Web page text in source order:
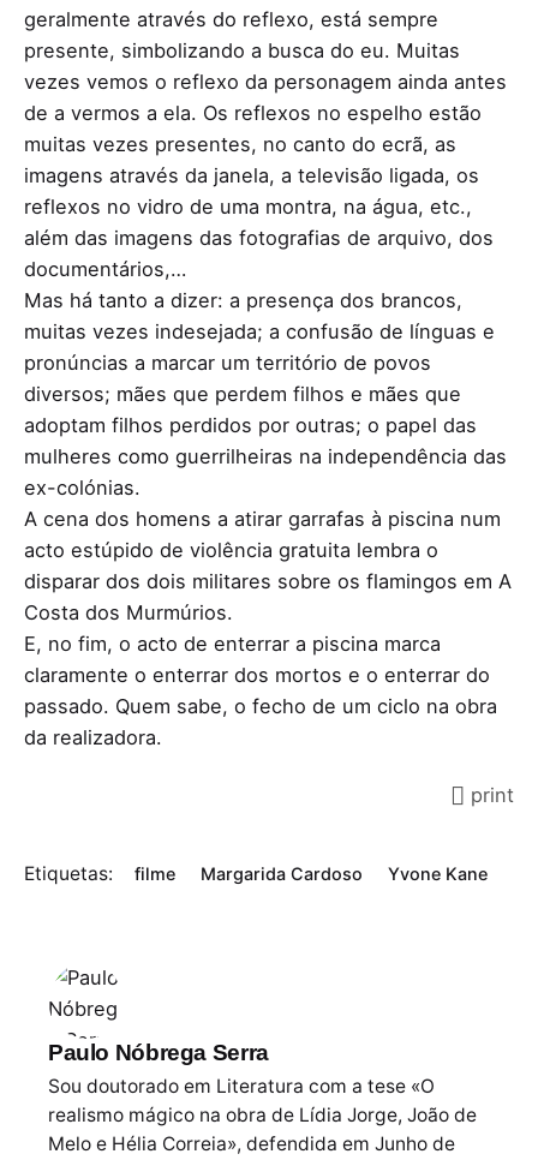
geralmente através do reflexo, está sempre
presente, simbolizando a busca do eu. Muitas
vezes vemos o reflexo da personagem ainda antes
de a vermos a ela. Os reflexos no espelho estão
muitas vezes presentes, no canto do ecrã, as
imagens através da janela, a televisão ligada, os
reflexos no vidro de uma montra, na água, etc.,
além das imagens das fotografias de arquivo, dos
documentários,…
Mas há tanto a dizer: a presença dos brancos,
muitas vezes indesejada; a confusão de línguas e
pronúncias a marcar um território de povos
diversos; mães que perdem filhos e mães que
adoptam filhos perdidos por outras; o papel das
mulheres como guerrilheiras na independência das
ex-colónias.
A cena dos homens a atirar garrafas à piscina num
acto estúpido de violência gratuita lembra o
disparar dos dois militares sobre os flamingos em A
Costa dos Murmúrios.
E, no fim, o acto de enterrar a piscina marca
claramente o enterrar dos mortos e o enterrar do
passado. Quem sabe, o fecho de um ciclo na obra
da realizadora.
print
Etiquetas: filme Margarida Cardoso Yvone Kane
Paulo Nóbrega Serra
Sou doutorado em Literatura com a tese «O
realismo mágico na obra de Lídia Jorge, João de
Melo e Hélia Correia», defendida em Junho de